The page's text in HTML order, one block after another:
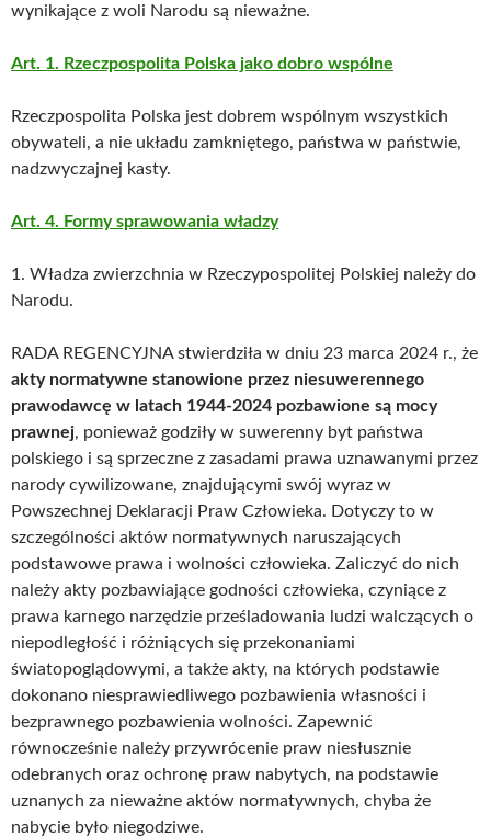
wynikające z woli Narodu są nieważne.
Art. 1. Rzeczpospolita Polska jako dobro wspólne
Rzeczpospolita Polska jest dobrem wspólnym wszystkich
obywateli, a nie układu zamkniętego, państwa w państwie,
nadzwyczajnej kasty.
Art. 4. Formy sprawowania władzy
1. Władza zwierzchnia w Rzeczypospolitej Polskiej należy do
Narodu.
RADA REGENCYJNA stwierdziła w dniu 23 marca 2024 r., że
akty normatywne stanowione przez niesuwerennego
prawodawcę w latach 1944-2024 pozbawione są mocy
prawnej, ponieważ godziły w suwerenny byt państwa
polskiego i są sprzeczne z zasadami prawa uznawanymi przez
narody cywilizowane, znajdującymi swój wyraz w
Powszechnej Deklaracji Praw Człowieka. Dotyczy to w
szczególności aktów normatywnych naruszających
podstawowe prawa i wolności człowieka. Zaliczyć do nich
należy akty pozbawiające godności człowieka, czyniące z
prawa karnego narzędzie prześladowania ludzi walczących o
niepodległość i różniących się przekonaniami
światopoglądowymi, a także akty, na których podstawie
dokonano niesprawiedliwego pozbawienia własności i
bezprawnego pozbawienia wolności. Zapewnić
równocześnie należy przywrócenie praw niesłusznie
odebranych oraz ochronę praw nabytych, na podstawie
uznanych za nieważne aktów normatywnych, chyba że
nabycie było niegodziwe.